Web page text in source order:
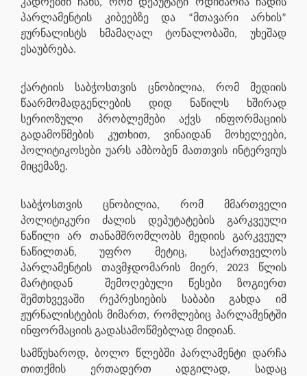
კადრებში ჩანს, რომ დეპუტატი ოდიშარია ჩადის
პარლამენტის კიბეებზე და “მთავარი არხის”
ჟურნალისტს ხმამაღალ ტონალობაში, უხეშად
ესაუბრება.
ქარტიის საბჭოსთვის ცნობილია, რომ მედიის
წაარმომადგენლების დიდ ნაწილს ხშირად
სერიოზული პრობლემები აქვს ინფორმაციის
გადამოწმების კუთხით, ვინაიდან მოხელეები,
პოლიტიკოსები უარს ამბობენ მათთვის ინტერვიუს
მიცემაზე.
საბჭოსთვის ცნობილია, რომ მმართველი
პოლიტიკური ძალის დეპუტატების გარკვეული
ნაწილი არ თანამშრომლობს მედიის გარკვეულ
ნაწილთან, უფრო მეტიც, საქართველოს
პარლამენტის თავმჯდომარის მიერ, 2023 წლის
მარტიდან
შემოღებული წესები ზოგიერთ
შემთხვევაში რეპრესიების საბაბი გახდა იმ
ჟურნალისტების მიმართ, რომლებიც პარლამენტში
ინფორმაციის გადასამოწმებლად მიდიან.
სამწუხაროდ, ბოლო წლებში პარლამენტი დარჩა
თითქმის ერთადერთ ადგილად, სადაც